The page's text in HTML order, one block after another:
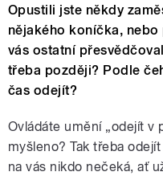
Opustili jste někdy
nějakého koníčka,
vás ostatní
třeba později? Podle
čas odejít?
Ovládáte umění „odejít v
myšleno? Tak třeba
na vás nikdo nečeká, ať